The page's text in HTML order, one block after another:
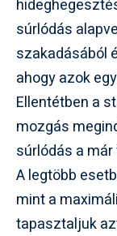
súrlódás
szakadásából
ahogy azok
Ellentétben a
mozgás
súrlódás a
A legtöbb
mint a
tapasztaljuk